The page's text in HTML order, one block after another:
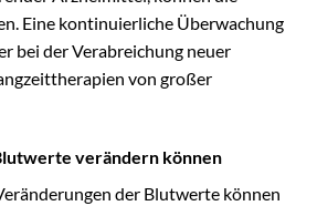
Eine kontinuierliche Überwachung
bei der Verabreichung neuer
von großer
verändern können
der Blutwerte können